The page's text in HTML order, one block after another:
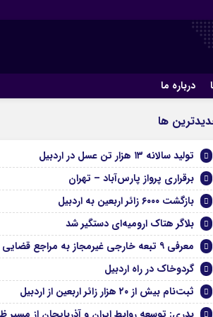
درباره ما
ها
تولید سالانه ۱۳ هزار تن عسل در اردبیل
برقراری پرواز پارس‌آباد – تهران
بازگشت ۶۰۰۰ زائر اربعین به اردبیل
بلاگر هتاک ارومیه‌ای دستگیر شد
معرفی ۹ تبعه خارجی غیرمجاز به مراجع قضایی در اردبیل
گردوخاک در راه اردبیل
ثبت‌نام بیش از ۲۰ هزار زائر اربعین از اردبیل